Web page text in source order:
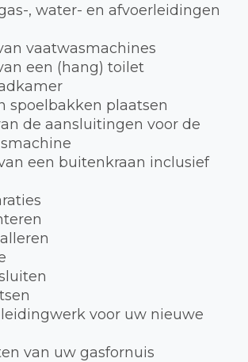
, water- en afvoerleidingen
vaatwasmachines
een (hang) toilet
spoelbakken plaatsen
de aansluitingen voor de
een buitenkraan inclusief
voor uw nieuwe
van uw gasfornuis